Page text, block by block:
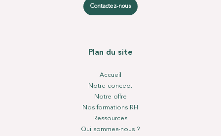
Contactez-nous
Plan du site
Accueil
Notre concept
Notre offre
Nos formations RH
Ressources
Qui sommes-nous ?